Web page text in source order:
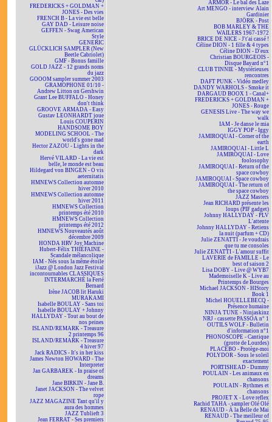
FREDERICKS + GOLDMAN +
JONES - Des vies
FRENCH B - La vie est belle
GAY DAD - Leisure noise
GEFFEN - Swag American
Style
GENERIC
GLÜCKLICH SAMPLER (New
Beetle Cabriolet)
GMF - Bonus famille
GOLD JAZZ - 12 grands noms
du jazz
GOOOM sampler summer 2003
GRAMOPHONE 01/10 -
Andrew Litton on Gershwin
Grant Lee BUFFALO - Honey
don't think
GROOVE ARMADA - Easy
Gustav LEONHARDT joue
Louis COUPERIN
HANDSOME BOY
MODELING SCHOOL - The
world's gone mad
Hector ZAZOU - Lights in the
dark
Hervé VILARD - La vie est
belle, le monde est beau
Hildegard von BINGEN - O vis
aeternitatis
HMNEWS Collection automne
hiver 2010
HMNEWS Collection automne
hiver 2011
HMNEWS Collection
printemps été 2010
HMNEWS Collection
printemps été 2012
HMNEWS Nouveautés août
décembre 2009
HONDA HRV Joy Machine
Hubert-Félix THIÉFAINE -
Scandale mélancolique
IAM - Nés sous la même étoile
iJazz @ London Jazz Festival
incontournables CLASSIQUES
INTERMARCHÉ la Ferté
Bernard
Irène JACOB lit Haruki
MURAKAMI
Isabelle BOULAY - Sans toi
Isabelle BOULAY + Johnny
HALLYDAY - Tout au bout de
nos peines
ISLAND/REMARK - Treasure
2 printemps 96
ISLAND/REMARK - Treasure
4 hiver 97
Jack RADICS - It's in her kiss
James Newton HOWARD - The
Interpreter
Jan GARBAREK - In praise of
dreams
Jane BIRKIN - Jane B.
Janet JACKSON - The velvet
rope
JAZZ MAGAZINE Tant qu'il y
aura des hommes
JAZZ Tublieft 3
Jean FERRAT - Ses premiers
ARMOR - Le bal des Laze
Art MENGO - interview Alain
Gardinier
BJÖRK - Post
BOB MARLEY & THE
WAILERS 1967-1972
BRICE DE NICE - J't'ai cassé !
Céline DION - 1 fille & 4 types
Céline DION - D'eux
Christian BOURGEOIS -
Disque Bayard n°1
CLUB TINNIE - Mystérieuses
rencontres
DAFT PUNK - Vidéo medley
DANDY WARHOLS - Smoke it
DARGAUD BOOX 1 - Canal+
FREDERICKS + GOLDMAN +
JONES - Rouge
GENESIS Live - The way we
walk
IAM - Je danse le mia
IGGY POP - Iggy
JAMIROQUAI - Corner of the
earth
JAMIROQUAI - Little L
JAMIROQUAI - Love
foolosophy
JAMIROQUAI - Return of the
space cowboy
JAMIROQUAI - Space cowboy
JAMIROQUAI - The return of
the space cowboy
JAZZ Masters
Jean RICHARD présente les
loups (PIF gadget)
Johnny HALLYDAY - PLV
L'attente
Johnny HALLYDAY - Retiens
la nuit (parfum + CD)
Julie ZENATTI - Je voudrais
que tu me consoles
Julie ZENATTI - L'amour suffit
LAVERIE de FAMILLE - Le
best of saison 2
Lisa DOBY - Live @ WYB7
Mademoiselle K - Live au
Printemps de Bourges
Michael JACKSON - HIStory
Book 1
Michel HOUELLEBECQ -
Présence humaine
NINJA TUNE - Ninjaskinz
NRJ - cassette PASSOA n° 1
OUTILS WOLF - Bulletin
d'information n°1
PHONOSCOPE - Cantique
(grotte de Lourdes)
PLACEBO - Protège-moi
POLYDOR - Sous le soleil
exactement
PORTISHEAD - Dummy
POULAIN - Les animaux en
chansons
POULAIN - Rythmes et
chansons
PROJET X - Love reflex
Rachid TAHA - sampler Olé Olé
RENAUD - À la Belle de Mai
RENAUD - The meilleur of